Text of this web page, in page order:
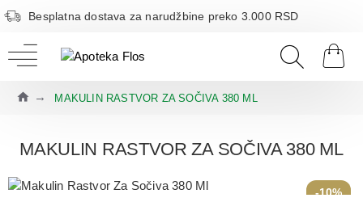
Besplatna dostava za narudžbine preko 3.000 RSD
MAKULIN RASTVOR ZA SOČIVA 380 ML
MAKULIN RASTVOR ZA SOČIVA 380 ML
-10%